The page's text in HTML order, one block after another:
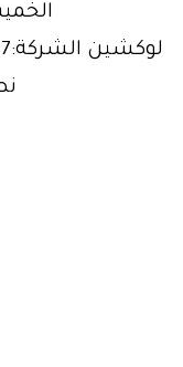
الخميس